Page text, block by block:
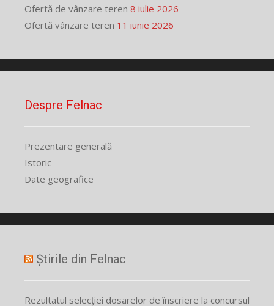
Ofertă de vânzare teren 8 iulie 2026
Ofertă vânzare teren 11 iunie 2026
Despre Felnac
Prezentare generală
Istoric
Date geografice
Știrile din Felnac
Rezultatul selecției dosarelor de înscriere la concursul